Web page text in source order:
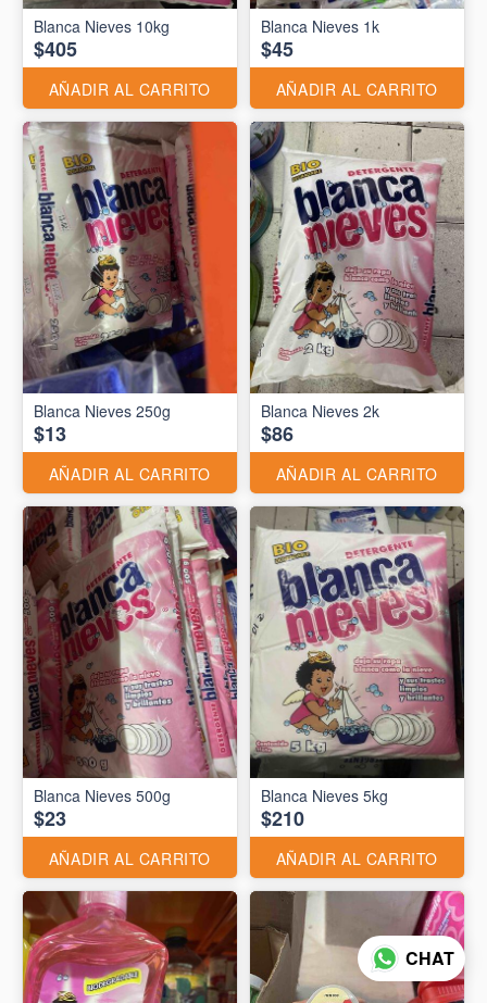
Blanca Nieves 10kg
$405
AÑADIR AL CARRITO
Blanca Nieves 1k
$45
AÑADIR AL CARRITO
Blanca Nieves 250g
$13
AÑADIR AL CARRITO
Blanca Nieves 2k
$86
AÑADIR AL CARRITO
Blanca Nieves 500g
$23
AÑADIR AL CARRITO
Blanca Nieves 5kg
$210
AÑADIR AL CARRITO
CHAT